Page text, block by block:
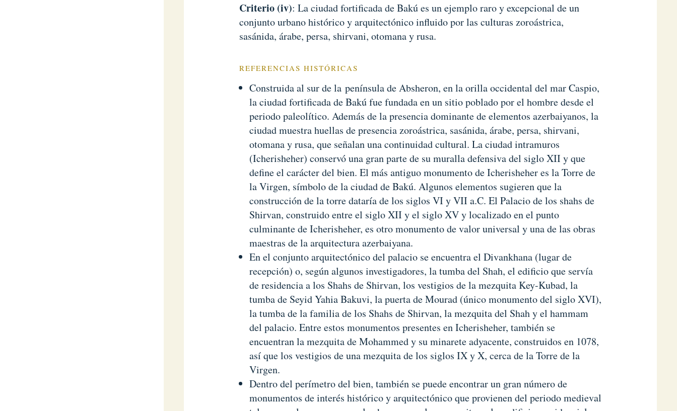
Criterio (iv): La ciudad fortificada de Bakú es un ejemplo raro y excepcional de un
conjunto urbano histórico y arquitectónico influido por las culturas zoroástrica,
sasánida, árabe, persa, shirvani, otomana y rusa.
REFERENCIAS HISTÓRICAS
Construida al sur de la península de Absheron, en la orilla occidental del mar Caspio,
la ciudad fortificada de Bakú fue fundada en un sitio poblado por el hombre desde el
periodo paleolítico. Además de la presencia dominante de elementos azerbaiyanos, la
ciudad muestra huellas de presencia zoroástrica, sasánida, árabe, persa, shirvani,
otomana y rusa, que señalan una continuidad cultural. La ciudad intramuros
(Icherisheher) conservó una gran parte de su muralla defensiva del siglo XII y que
define el carácter del bien. El más antiguo monumento de Icherisheher es la Torre de
la Virgen, símbolo de la ciudad de Bakú. Algunos elementos sugieren que la
construcción de la torre dataría de los siglos VI y VII a.C. El Palacio de los shahs de
Shirvan, construido entre el siglo XII y el siglo XV y localizado en el punto
culminante de Icherisheher, es otro monumento de valor universal y una de las obras
maestras de la arquitectura azerbaiyana.
En el conjunto arquitectónico del palacio se encuentra el Divankhana (lugar de
recepción) o, según algunos investigadores, la tumba del Shah, el edificio que servía
de residencia a los Shahs de Shirvan, los vestigios de la mezquita Key-Kubad, la
tumba de Seyid Yahia Bakuvi, la puerta de Mourad (único monumento del siglo XVI),
la tumba de la familia de los Shahs de Shirvan, la mezquita del Shah y el hammam
del palacio. Entre estos monumentos presentes en Icherisheher, también se
encuentran la mezquita de Mohammed y su minarete adyacente, construidos en 1078,
así que los vestigios de una mezquita de los siglos IX y X, cerca de la Torre de la
Virgen.
Dentro del perímetro del bien, también se puede encontrar un gran número de
monumentos de interés histórico y arquitectónico que provienen del periodo medieval